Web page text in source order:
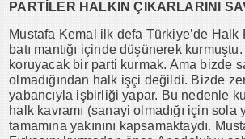
PARTİLER HALKIN ÇIKARLARINI
Mustafa Kemal ilk defa Türkiye’de Halk
batı mantığı içinde düşünerek kurmuştu.
koruyacak bir parti kurmak. Ama bizde
olmadığından halk işçi değildi. Bizde
yabancıyla işbirliği yapar. Bu nedenle
halk kavramı (sanayi olmadığı için sola
tamamına yakınını kapsamaktaydı.